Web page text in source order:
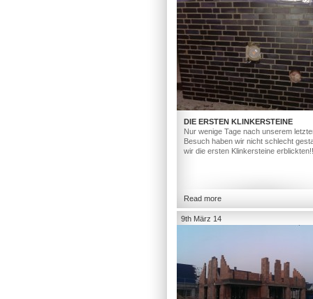
DIE ERSTEN KLINKERSTEINE
Nur wenige Tage nach unserem
Besuch haben wir nicht schlecht
wir die ersten Klinkersteine
Read more
9th März 14